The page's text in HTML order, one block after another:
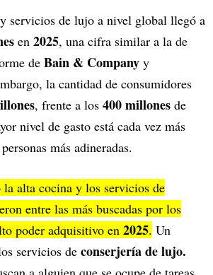
servicios de lujo a nivel global llegó a
en 2025, una cifra similar a la de
de Bain & Company y
la cantidad de consumidores
, frente a los 400 millones de
nivel de gasto está cada vez más
más adineradas.
alta cocina y los servicios de
entre las más buscadas por los
poder adquisitivo en 2025. Un
servicios de conserjería de lujo.